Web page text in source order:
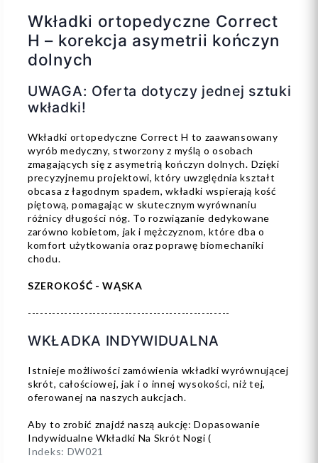
Wkładki ortopedyczne Correct
H – korekcja asymetrii kończyn
dolnych
UWAGA: Oferta dotyczy jednej sztuki
wkładki!
Wkładki ortopedyczne Correct H to zaawansowany
wyrób medyczny, stworzony z myślą o osobach
zmagających się z asymetrią kończyn dolnych. Dzięki
precyzyjnemu projektowi, który uwzględnia kształt
obcasa z łagodnym spadem, wkładki wspierają kość
piętową, pomagając w skutecznym wyrównaniu
różnicy długości nóg. To rozwiązanie dedykowane
zarówno kobietom, jak i mężczyznom, które dba o
komfort użytkowania oraz poprawę biomechaniki
chodu.
SZEROKOŚĆ - WĄSKA
--------------------------------------------------
WKŁADKA INDYWIDUALNA
Istnieje możliwości zamówienia wkładki wyrównującej
skrót, całościowej, jak i o innej wysokości, niż tej,
oferowanej na naszych aukcjach.
Aby to zrobić znajdź naszą aukcję: Dopasowanie
Indywidualne Wkładki Na Skrót Nogi (
Indeks: DW021